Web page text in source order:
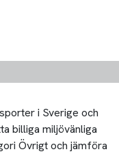
i Sverige och
billiga miljövänliga
Övrigt och jämföra